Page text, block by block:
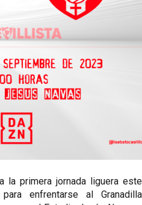
contratación de George
al Estrela Amadora como
la primera jornada liguera este
enfrentarse al Granadilla